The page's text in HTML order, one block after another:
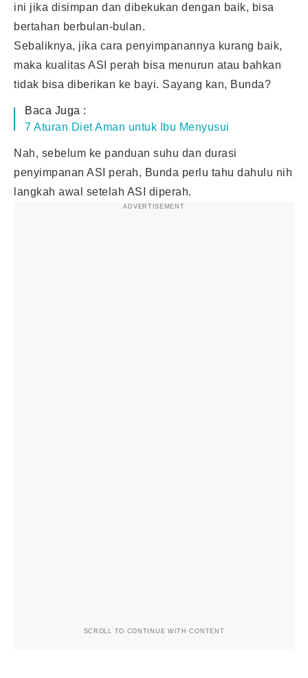
ini jika disimpan dan dibekukan dengan baik, bisa
bertahan berbulan-bulan.
Sebaliknya, jika cara penyimpanannya kurang baik,
maka kualitas ASI perah bisa menurun atau bahkan
tidak bisa diberikan ke bayi. Sayang kan, Bunda?
Baca Juga :
7 Aturan Diet Aman untuk Ibu Menyusui
Nah, sebelum ke panduan suhu dan durasi
penyimpanan ASI perah, Bunda perlu tahu dahulu nih
langkah awal setelah ASI diperah.
ADVERTISEMENT
SCROLL TO CONTINUE WITH CONTENT